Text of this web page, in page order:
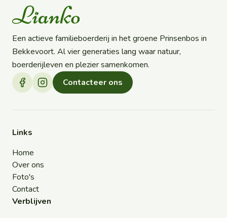
Een actieve familieboerderij in het groene Prinsenbos in
Bekkevoort. Al vier generaties lang waar natuur,
boerderijleven en plezier samenkomen.
Contacteer ons
Links
Home
Over ons
Foto's
Contact
Verblijven